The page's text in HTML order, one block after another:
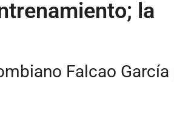
la
Falcao García